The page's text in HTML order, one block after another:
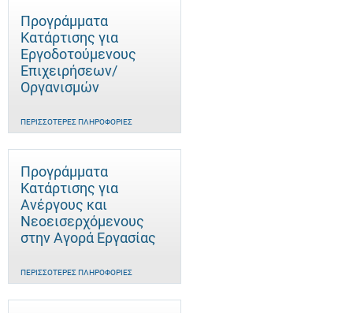
Προγράμματα
Κατάρτισης για
Εργοδοτούμενους
Επιχειρήσεων/
Οργανισμών
ΠΕΡΙΣΣΌΤΕΡΕΣ ΠΛΗΡΟΦΟΡΊΕΣ
Προγράμματα
Κατάρτισης για
Ανέργους και
Νεοεισερχόμενους
στην Αγορά Εργασίας
ΠΕΡΙΣΣΌΤΕΡΕΣ ΠΛΗΡΟΦΟΡΊΕΣ